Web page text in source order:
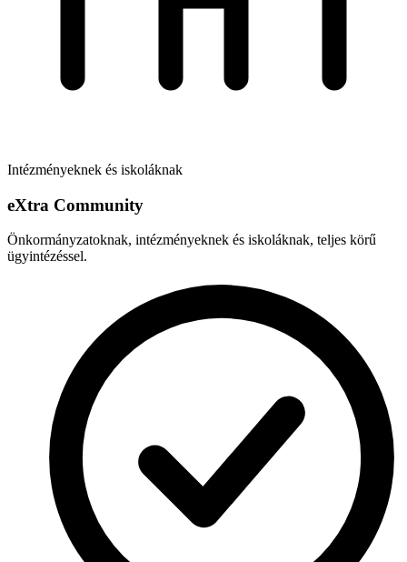
Intézményeknek és iskoláknak
eXtra Community
Önkormányzatoknak, intézményeknek és iskoláknak, teljes körű
ügyintézéssel.